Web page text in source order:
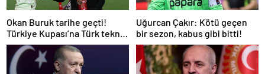
Okan Buruk tarihe geçti!
Türkiye Kupası’na Türk teknik
adam damgası
Uğurcan Çakır: Kötü geçen
bir sezon, kabus gibi bitti!